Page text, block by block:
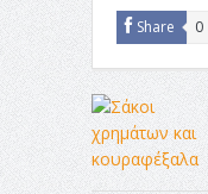
Share 0